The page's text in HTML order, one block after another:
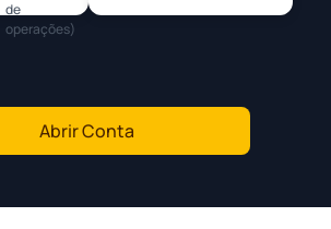
de
operações)
Abrir Conta